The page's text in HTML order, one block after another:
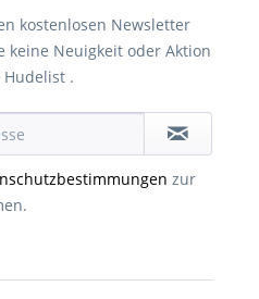
kostenlosen Newsletter
keine Neuigkeit oder Aktion
Hudelist .
zur